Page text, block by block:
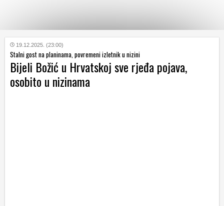
KATEGORIJE
HRVATSKI
WEB
19.12.2025. (23:00)
Stalni gost na planinama, povremeni izletnik u nizini
Bijeli Božić u Hrvatskoj sve rjeđa pojava,
osobito u nizinama